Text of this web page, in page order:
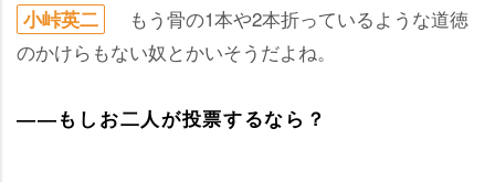
小峠英二
もう骨の1本や2本折っているような道徳
のかけらもない奴とかいそうだよね。
――もしお二人が投票するなら？